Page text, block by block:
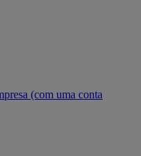
(com uma conta